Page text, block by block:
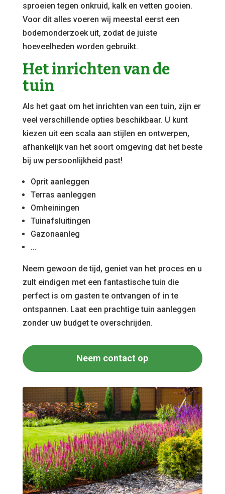
sproeien tegen onkruid, kalk en vetten gooien.
Voor dit alles voeren wij meestal eerst een
bodemonderzoek uit, zodat de juiste
hoeveelheden worden gebruikt.
Het inrichten van de
tuin
Als het gaat om het inrichten van een tuin, zijn er
veel verschillende opties beschikbaar. U kunt
kiezen uit een scala aan stijlen en ontwerpen,
afhankelijk van het soort omgeving dat het beste
bij uw persoonlijkheid past!
Oprit aanleggen
Terras aanleggen
Omheiningen
Tuinafsluitingen
Gazonaanleg
…
Neem gewoon de tijd, geniet van het proces en u
zult eindigen met een fantastische tuin die
perfect is om gasten te ontvangen of in te
ontspannen. Laat een prachtige tuin aanleggen
zonder uw budget te overschrijden.
Neem contact op